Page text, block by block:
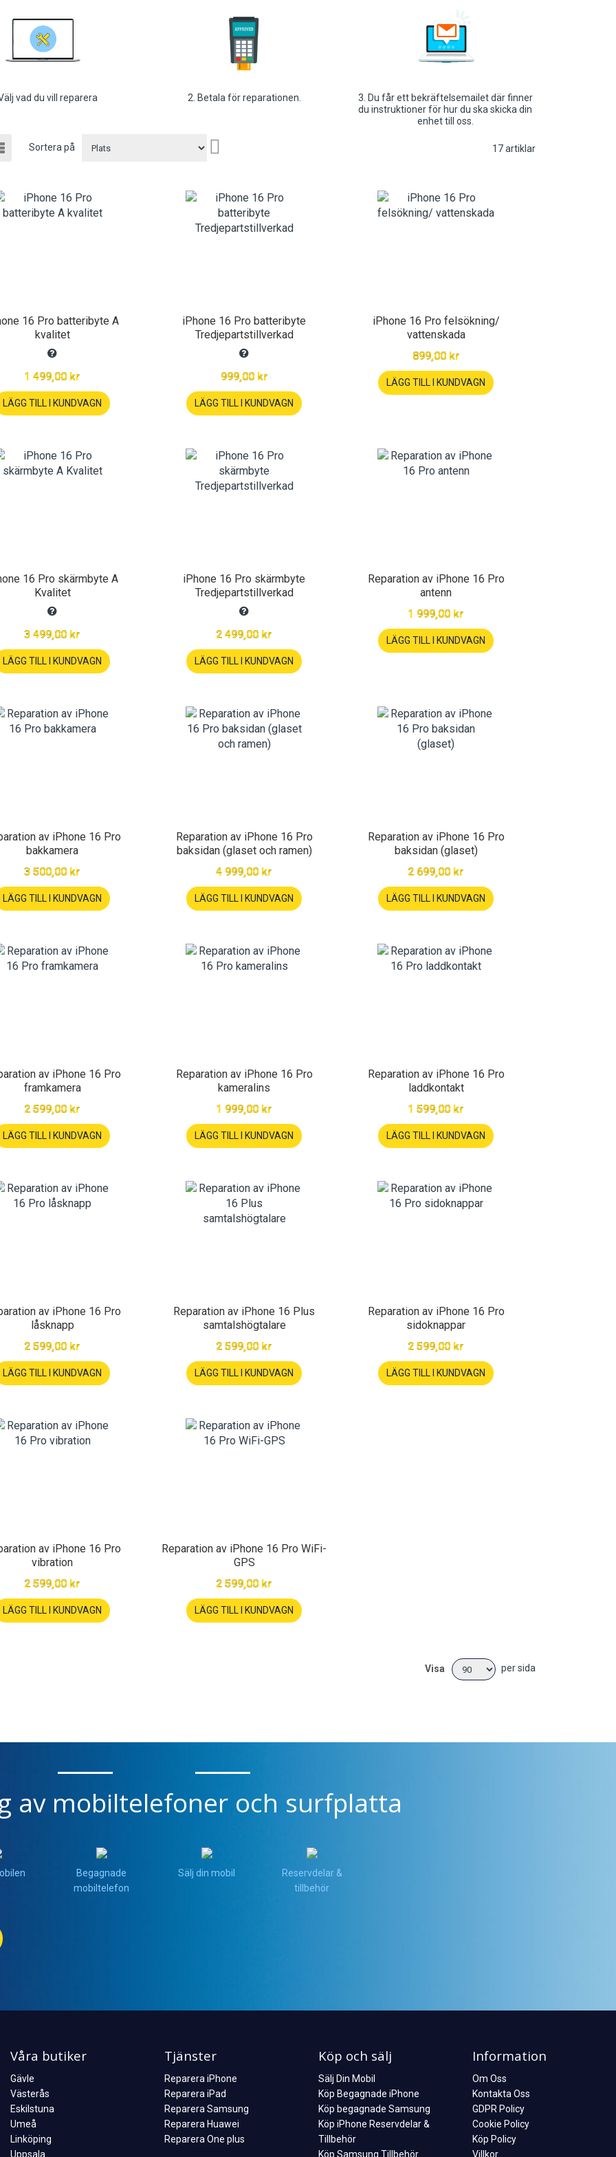
vad du vill reparera 2. Betala för reparationen.
3. Du får ett bekräftelsemailet där finner
du instruktioner för hur du ska skicka din
enhet till oss.
Listvy 17artiklar
Sortera på
sortering
16 Pro batteribyte A
kvalitet
1 499,00 kr
LÄGG TILL I KUNDVAGN
iPhone 16 Pro batteribyte
Tredjepartstillverkad
999,00 kr
LÄGG TILL I KUNDVAGN
iPhone 16 Pro felsökning/
vattenskada
899,00 kr
LÄGG TILL I KUNDVAGN
16 Pro skärmbyte A
Kvalitet
3 499,00 kr
LÄGG TILL I KUNDVAGN
iPhone 16 Pro skärmbyte
Tredjepartstillverkad
2 499,00 kr
LÄGG TILL I KUNDVAGN
Reparation av iPhone 16 Pro
antenn
1 999,00 kr
LÄGG TILL I KUNDVAGN
av iPhone 16 Pro
bakkamera
3 500,00 kr
LÄGG TILL I KUNDVAGN
Reparation av iPhone 16 Pro
baksidan (glaset och ramen)
4 999,00 kr
LÄGG TILL I KUNDVAGN
Reparation av iPhone 16 Pro
baksidan (glaset)
2 699,00 kr
LÄGG TILL I KUNDVAGN
av iPhone 16 Pro
framkamera
2 599,00 kr
LÄGG TILL I KUNDVAGN
Reparation av iPhone 16 Pro
kameralins
1 999,00 kr
LÄGG TILL I KUNDVAGN
Reparation av iPhone 16 Pro
laddkontakt
1 599,00 kr
LÄGG TILL I KUNDVAGN
av iPhone 16 Pro
låsknapp
2 599,00 kr
LÄGG TILL I KUNDVAGN
Reparation av iPhone 16 Plus
samtalshögtalare
2 599,00 kr
LÄGG TILL I KUNDVAGN
Reparation av iPhone 16 Pro
sidoknappar
2 599,00 kr
LÄGG TILL I KUNDVAGN
av iPhone 16 Pro
vibration
2 599,00 kr
LÄGG TILL I KUNDVAGN
Reparation av iPhone 16 Pro WiFi-
GPS
2 599,00 kr
LÄGG TILL I KUNDVAGN
Visa per sida
av mobiltelefoner och surfplatta
Begagnade
mobiltelefon
Sälj din mobil
Reservdelar &
tillbehör
Våra butiker
Gävle
Västerås
Eskilstuna
Umeå
Linköping
Uppsala
Tjänster
Reparera iPhone
Reparera iPad
Reparera Samsung
Reparera Huawei
Reparera One plus
Köp och sälj
Sälj Din Mobil
Köp Begagnade iPhone
Köp begagnade Samsung
Köp iPhone Reservdelar &
Tillbehör
Köp Samsung Tillbehör
Information
Om Oss
Kontakta Oss
GDPR Policy
Cookie Policy
Köp Policy
Villkor